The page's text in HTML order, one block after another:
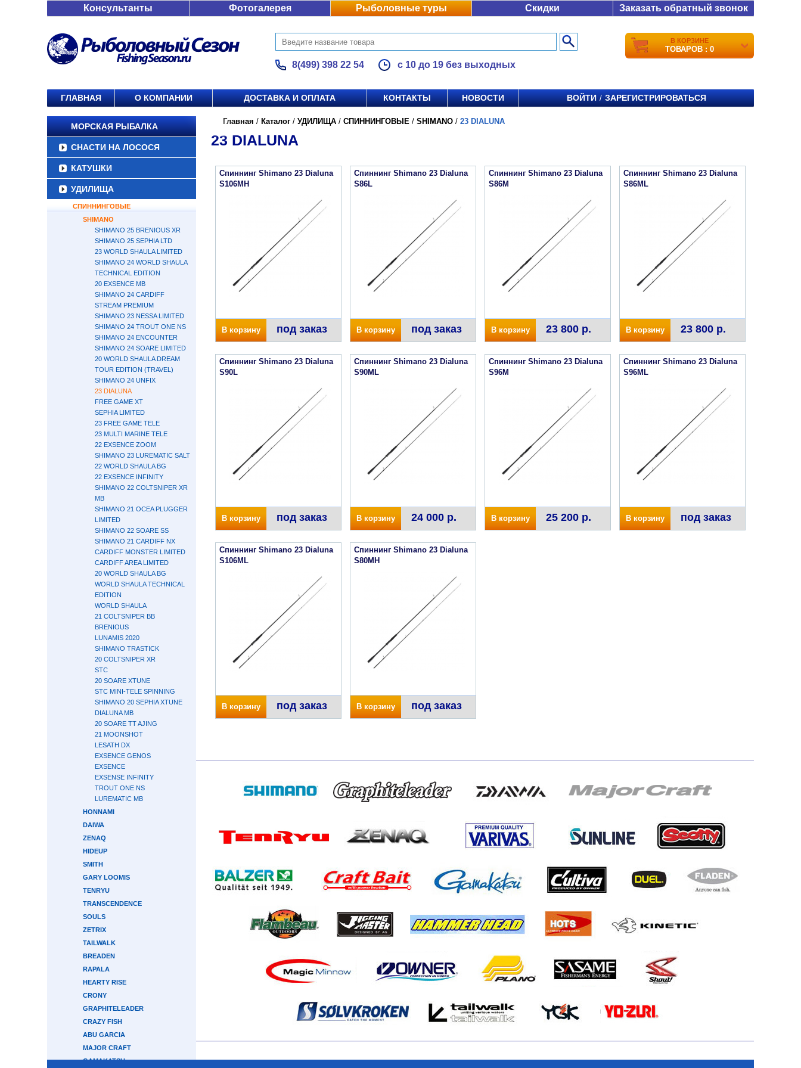
Консультанты Фотогалерея Рыболовные туры Скидки Заказать обратный звонок
8(499) 398 22 54 с 10 до 19 без выходных
В КОРЗИНЕ
ТОВАРОВ : 0
ГЛАВНАЯ О КОМПАНИИ ДОСТАВКА И ОПЛАТА КОНТАКТЫ НОВОСТИ ВОЙТИ / ЗАРЕГИСТРИРОВАТЬСЯ
МОРСКАЯ РЫБАЛКА
СНАСТИ НА ЛОСОСЯ
КАТУШКИ
УДИЛИЩА
СПИННИНГОВЫЕ
SHIMANO
SHIMANO 25 BRENIOUS XR
SHIMANO 25 SEPHIA LTD
23 WORLD SHAULA LIMITED
SHIMANO 24 WORLD SHAULA
TECHNICAL EDITION
20 EXSENCE MB
SHIMANO 24 CARDIFF
STREAM PREMIUM
SHIMANO 23 NESSA LIMITED
SHIMANO 24 TROUT ONE NS
SHIMANO 24 ENCOUNTER
SHIMANO 24 SOARE LIMITED
20 WORLD SHAULA DREAM
TOUR EDITION (TRAVEL)
SHIMANO 24 UNFIX
23 DIALUNA
FREE GAME XT
SEPHIA LIMITED
23 FREE GAME TELE
23 MULTI MARINE TELE
22 EXSENCE ZOOM
SHIMANO 23 LUREMATIC SALT
22 WORLD SHAULA BG
22 EXSENCE INFINITY
SHIMANO 22 COLTSNIPER XR
MB
SHIMANO 21 OCEA PLUGGER
LIMITED
SHIMANO 22 SOARE SS
SHIMANO 21 CARDIFF NX
CARDIFF MONSTER LIMITED
CARDIFF AREA LIMITED
20 WORLD SHAULA BG
WORLD SHAULA TECHNICAL
EDITION
WORLD SHAULA
21 COLTSNIPER BB
BRENIOUS
LUNAMIS 2020
SHIMANO TRASTICK
20 COLTSNIPER XR
STC
20 SOARE XTUNE
STC MINI-TELE SPINNING
SHIMANO 20 SEPHIA XTUNE
DIALUNA MB
20 SOARE TT AJING
21 MOONSHOT
LESATH DX
EXSENCE GENOS
EXSENCE
EXSENSE INFINITY
TROUT ONE NS
LUREMATIC MB
HONNAMI
DAIWA
ZENAQ
HIDEUP
SMITH
GARY LOOMIS
TENRYU
TRANSCENDENCE
SOULS
ZETRIX
TAILWALK
BREADEN
RAPALA
HEARTY RISE
CRONY
GRAPHITELEADER
CRAZY FISH
ABU GARCIA
MAJOR CRAFT
GAMAKATSU
Главная / Каталог / УДИЛИЩА / СПИННИНГОВЫЕ / SHIMANO / 23 DIALUNA
23 DIALUNA
Спиннинг Shimano 23 Dialuna
S106MH
В корзину под заказ
Спиннинг Shimano 23 Dialuna
S86L
В корзину под заказ
Спиннинг Shimano 23 Dialuna
S86M
В корзину 23 800 р.
Спиннинг Shimano 23 Dialuna
S86ML
В корзину 23 800 р.
Спиннинг Shimano 23 Dialuna
S90L
В корзину под заказ
Спиннинг Shimano 23 Dialuna
S90ML
В корзину 24 000 р.
Спиннинг Shimano 23 Dialuna
S96M
В корзину 25 200 р.
Спиннинг Shimano 23 Dialuna
S96ML
В корзину под заказ
Спиннинг Shimano 23 Dialuna
S106ML
В корзину под заказ
Спиннинг Shimano 23 Dialuna
S80MH
В корзину под заказ